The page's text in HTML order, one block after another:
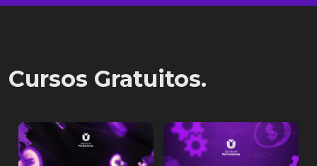
Cursos Gratuitos.